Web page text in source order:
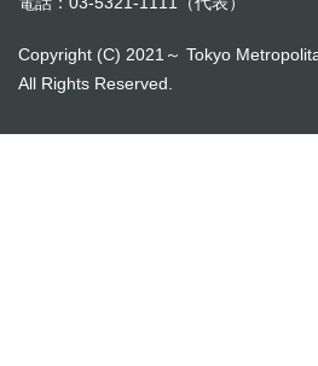
Copyright (C) 2021～ Tokyo
All Rights Reserved.